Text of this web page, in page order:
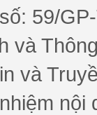
59/
và
và
nội